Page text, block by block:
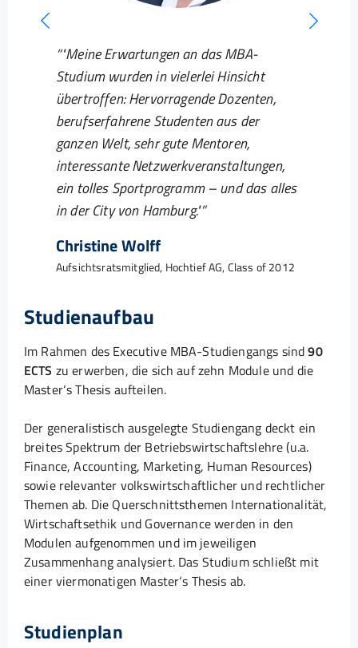
"Meine Erwartungen an das MBA-
Studium wurden in vielerlei Hinsicht
übertroffen: Hervorragende Dozenten,
berufserfahrene Studenten aus der
ganzen Welt, sehr gute Mentoren,
interessante Netzwerkveranstaltungen,
ein tolles Sportprogramm – und das alles
in der City von Hamburg."
Christine Wolff
Aufsichtsratsmitglied, Hochtief AG, Class of 2012
Studienaufbau
Im Rahmen des Executive MBA-Studiengangs sind90
ECTS zu erwerben, die sich auf zehn Module und die
Master‘s Thesis aufteilen.
Der generalistisch ausgelegte Studiengang deckt ein
breites Spektrum der Betriebswirtschaftslehre (u.a.
Finance, Accounting, Marketing, Human Resources)
sowie relevanter volkswirtschaftlicher und rechtlicher
Themen ab. Die Querschnittsthemen Internationalität,
Wirtschaftsethik und Governance werden in den
Modulen aufgenommen und im jeweiligen
Zusammenhang analysiert. Das Studium schließt mit
einer viermonatigen Master‘s Thesis ab.
Studienplan